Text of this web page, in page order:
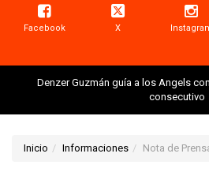
Facebook X
Denzer Guzmán guía a los Angels
consecutivo
Inicio Informaciones Nota de